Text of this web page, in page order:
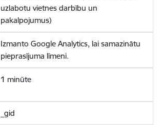
uzlabotu vietnes darbību un
pakalpojumus)
Izmanto Google Analytics, lai samazinātu
pieprasījuma līmeni.
1 minūte
_gid